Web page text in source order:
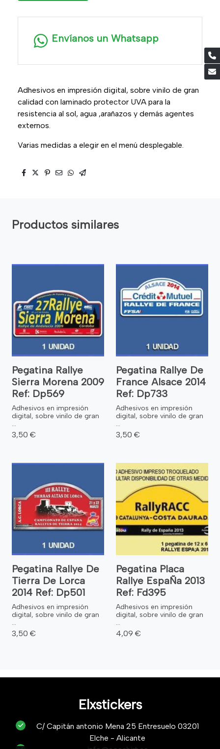
Envíanos un Whatsapp
Adhesivos en impresión digital, sobre vinilo de gran
calidad con laminado protector UVA para la
resistencia al sol, agua ,arañazos y demás agentes
externos.
Varias medidas a elegir en el menú desplegable.
Productos similares
Pegatina Rallye
Sierra Morena 2009
Ref: Dp569
Adhesivos en impresión
digital, sobre vinilo de gran
...
3,50 €
Pegatina Rallye De
France Alsace 2014
Ref: Dp733
Adhesivos en impresión
digital, sobre vinilo de gran
...
3,50 €
Pegatina Rallye De
Tierra De Lorca
2014 Ref: Dp501
Adhesivos en impresión
digital, sobre vinilo de gran
...
3,50 €
Pegatina Placa
Rallye EspaÑa 2013
Ref: Fd395
Adhesivos en impresión
digital, sobre vinilo de gran
...
4,09 €
Elxstickers
C/ Capitán antonio Mena 25 Entresuelo 03201
Elche - Alicante